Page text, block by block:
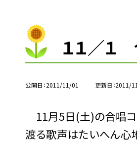
１１／１
公開日 2011/11/01 更新日 2011/
11月5日(土)の合唱コ
渡る歌声はたいへん心